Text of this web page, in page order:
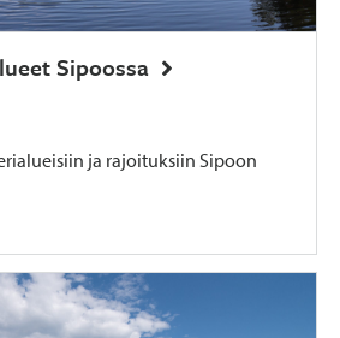
Sipoossa
ja rajoituksiin Sipoon